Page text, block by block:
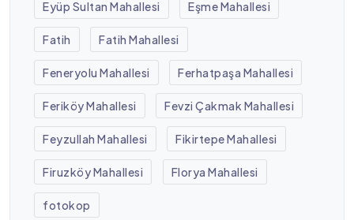
Eyüp Sultan Mahallesi Eşme Mahallesi
Fatih Fatih Mahallesi
Feneryolu Mahallesi Ferhatpaşa Mahallesi
Feriköy Mahallesi Fevzi Çakmak Mahallesi
Feyzullah Mahallesi Fikirtepe Mahallesi
Firuzköy Mahallesi Florya Mahallesi
fotokop